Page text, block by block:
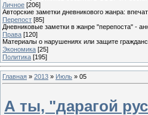
Личное [206]
Авторские заметки дневникового жанра:
Перепост [85]
Дневниковые заметки в жанре "перепоста" -
Права [120]
Материалы о нарушениях или защите
Экономика [25]
Политика [195]
Главная » 2013 » Июль » 05
А ты, "дарагой